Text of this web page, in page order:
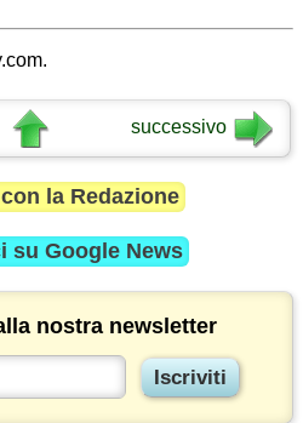
successivo
la Redazione
su Google News
nostra newsletter